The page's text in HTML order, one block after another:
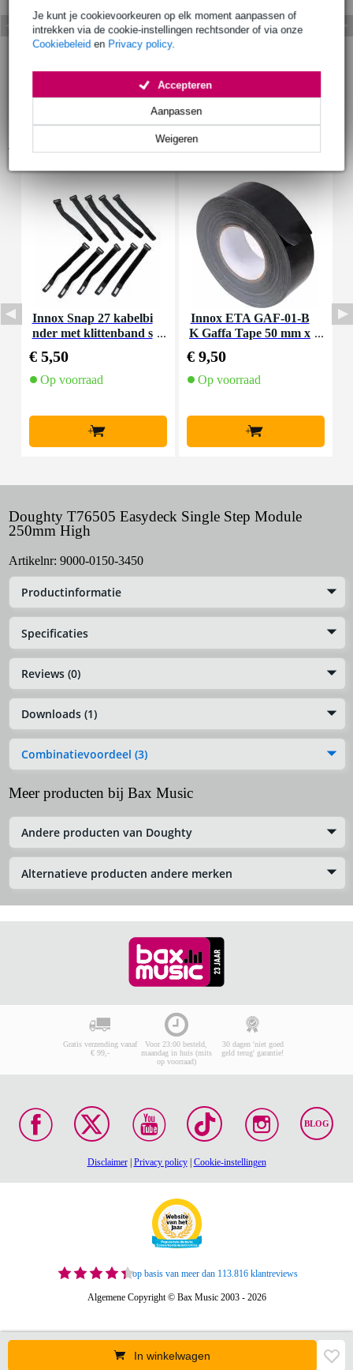
Je kunt je cookievoorkeuren op elk moment aanpassen of
intrekken via de cookie-instellingen rechtsonder of via onze
Cookiebeleid en Privacy policy.
Weigeren
Aanpassen
Accepteren
Innox Snap 27 kabelbi
nder met klittenband s
€ 5,50
Op voorraad
+
Innox ETA GAF-01-B
K Gaffa Tape 50 mm x
€ 9,50
Op voorraad
+
Doughty T76505 Easydeck Single Step Module
250mm High
Artikelnr: 9000-0150-3450
Productinformatie
Specificaties
Reviews (0)
Downloads (1)
Combinatievoordeel (3)
Meer producten bij Bax Music
Andere producten van Doughty
Alternatieve producten andere merken
In winkelwagen
Gratis verzending vanaf
€ 99,-
Voor 23:00 besteld,
maandag in huis (mits
op voorraad)
30 dagen 'niet goed
geld terug' garantie!
BLOG
Disclaimer| Privacy policy| Cookie-instellingen
op basis van meer dan 113.816 klantreviews
Algemene Copyright © Bax Music 2003 - 2026